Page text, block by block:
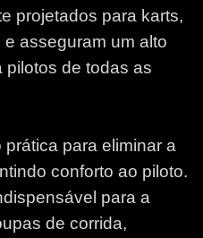
projetados para karts,
asseguram um alto
pilotos de todas as
prática para eliminar a
conforto ao piloto.
para a
de corrida,